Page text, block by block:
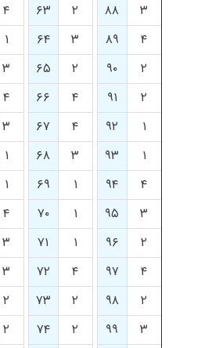
۳
۸۸ ۲ ۶۳ ۴
۴
۸۹ ۳ ۶۴ ۱
۲
۹۰ ۲ ۶۵ ۳
۲
۹۱ ۴ ۶۶ ۴
۱
۹۲ ۴ ۶۷ ۳
۱
۹۳ ۳ ۶۸ ۱
۴
۹۴ ۱ ۶۹ ۱
۳
۹۵ ۱ ۷۰ ۴
۲
۹۶ ۱ ۷۱ ۳
۴
۹۷ ۴ ۷۲ ۳
۲
۹۸ ۲ ۷۳ ۲
۳
۹۹ ۲ ۷۴ ۲